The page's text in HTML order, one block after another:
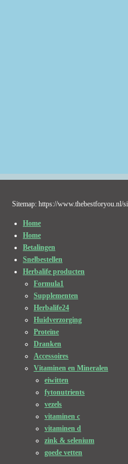
Sitemap: https://www.thebestforyou.nl/
Home
Home
Betalingen
Snelbestellen
Herbalife producten
Formula1
Supplementen
Herbalife24
Huidverzorging
Proteïne
Dranken
Accessoires
Vitaminen en Mineralen
eiwitten
fytonutrients
vezels
vitaminen c
vitaminen d
zink & selenium
goede vetten